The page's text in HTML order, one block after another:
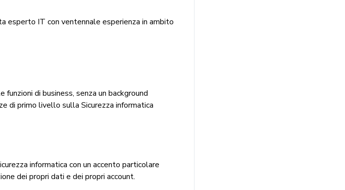
esperto IT con ventennale esperienza in ambito
di business, senza un background
di primo livello sulla Sicurezza informatica
informatica con un accento particolare
dei propri dati e dei propri account.